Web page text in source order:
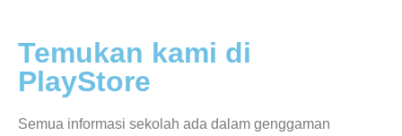
Temukan kami di
PlayStore
Semua informasi sekolah ada dalam genggaman